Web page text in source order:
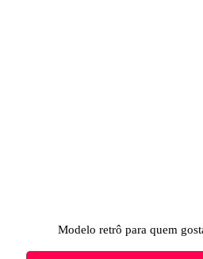
Modelo retrô para quem